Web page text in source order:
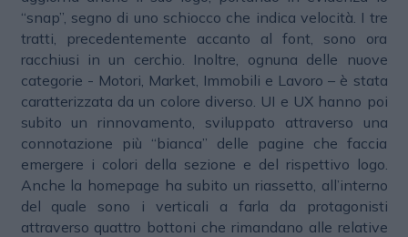
“snap”, segno di uno schiocco che indica velocità. I tre
tratti, precedentemente accanto al font, sono ora
racchiusi in un cerchio. Inoltre, ognuna delle nuove
categorie - Motori, Market, Immobili e Lavoro – è stata
caratterizzata da un colore diverso. UI e UX hanno poi
subito un rinnovamento, sviluppato attraverso una
connotazione più “bianca” delle pagine che faccia
emergere i colori della sezione e del rispettivo logo.
Anche la homepage ha subito un riassetto, all’interno
del quale sono i verticali a farla da protagonisti
attraverso quattro bottoni che rimandano alle relative